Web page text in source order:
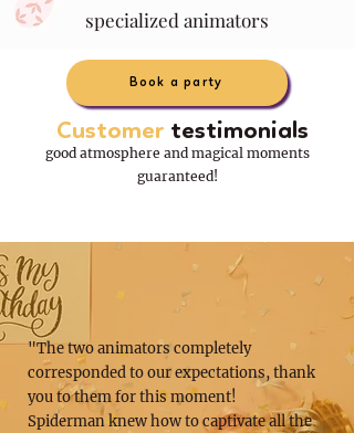
specialized animators
Book a party
good atmosphere and magical moments
guaranteed!
Customer testimonials
"The two animators completely
corresponded to our expectations, thank
you to them for this moment!
Spiderman knew how to captivate all the